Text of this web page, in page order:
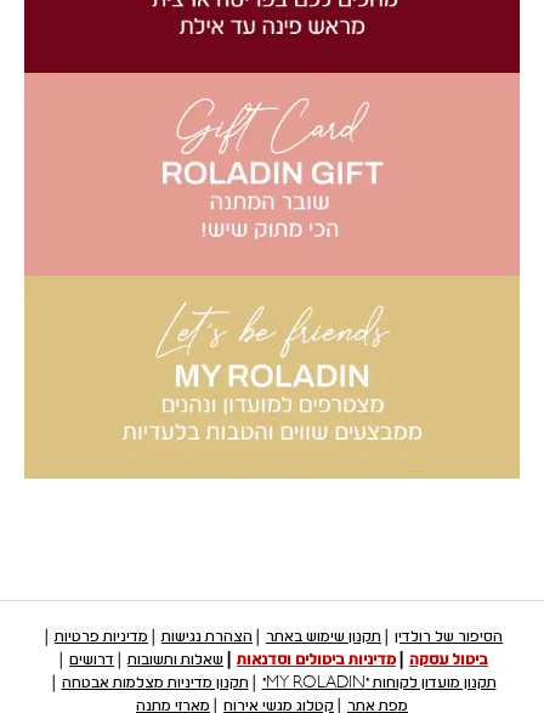
הסיפור של רולדין תקנון שימוש באתר הצהרת נגישות
מדיניות פרטיות
ביטול עסקה
מדיניות ביטולים וסדנאות שאלות ותשובות
דרושים
תקנון מועדון לקוחות "MY ROLADIN"
תקנון מדיניות מצלמות אבטחה
מפת אתר
קטלוג מגשי אירוח מארזי מתנה